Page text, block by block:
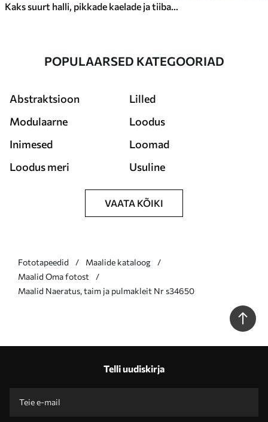
Kaks suurt halli, pikkade kaelade ja tiibadega kraanat, mis seisavad puudest ümbritsetud udujärves
POPULAARSED KATEGOORIAD
Abstraktsioon
Lilled
Modulaarne
Loodus
Inimesed
Loomad
Loodus meri
Usuline
VAATA KÕIKI
Fototapeedid
Maalide kataloog
Maalid Oma fotost
Maalid Naeratus, taim ja pulmakleit Nr s34650
Telli uudiskirja